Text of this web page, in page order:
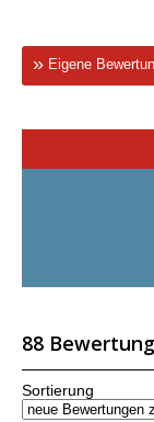
Eigene
88
Sortierung